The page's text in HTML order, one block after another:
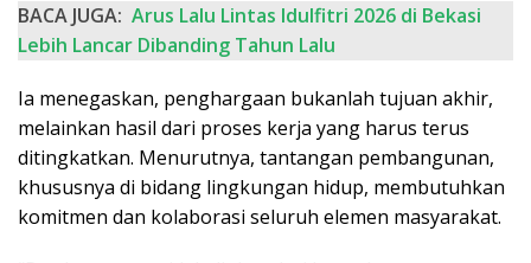
BACA JUGA: Arus Lalu Lintas Idulfitri 2026 di Bekasi
Lebih Lancar Dibanding Tahun Lalu
Ia menegaskan, penghargaan bukanlah tujuan akhir,
melainkan hasil dari proses kerja yang harus terus
ditingkatkan. Menurutnya, tantangan pembangunan,
khususnya di bidang lingkungan hidup, membutuhkan
komitmen dan kolaborasi seluruh elemen masyarakat.